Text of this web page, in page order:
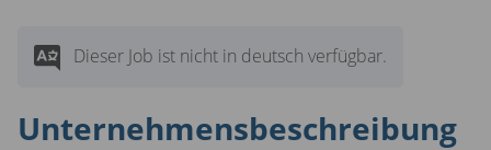
Dieser Job ist nicht in deutsch verfügbar.
Unternehmensbeschreibung